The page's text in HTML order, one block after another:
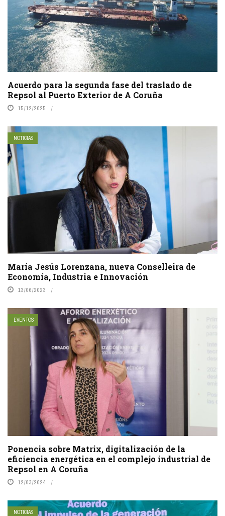
Acuerdo para la segunda fase del traslado de
Repsol al Puerto Exterior de A Coruña
15/12/2025
NOTICIAS
María Jesús Lorenzana, nueva Conselleira de
Economía, Industria e Innovación
13/06/2023
EVENTOS
Ponencia sobre Matrix, digitalización de la
eficiencia energética en el complejo industrial de
Repsol en A Coruña
12/03/2024
NOTICIAS